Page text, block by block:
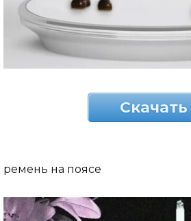
Скачать
ремень на поясе